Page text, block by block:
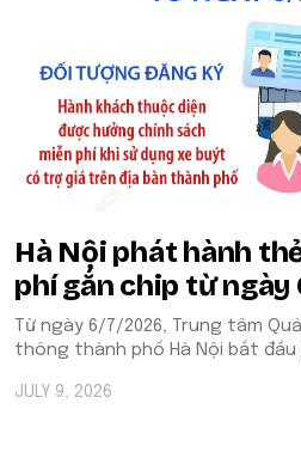
Hà Nội phát hành
phí gắn chip từ ngày
Từ ngày 6/7/2026, Trung tâm
thông thành phố Hà Nội bắt đầu
JULY 9, 2026